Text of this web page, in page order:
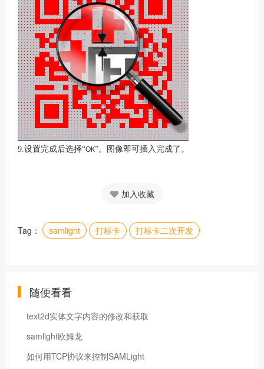
9.设置完成后选择“OK”。图像即可插入完成了。
加入收藏
Tag： samlight 打标卡 打标卡二次开发
随便看看
text2d实体文字内容的修改和获取
samlight欧姆龙
如何用TCP协议来控制SAMLight